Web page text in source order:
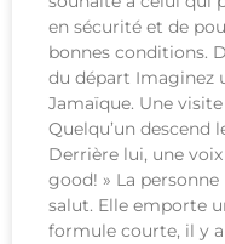
en sécurité et de
bonnes conditions.
du départ Imaginez
Jamaïque. Une visite
Quelqu’un descend
Derrière lui, une
good! » La
salut. Elle emporte
formule courte, il y